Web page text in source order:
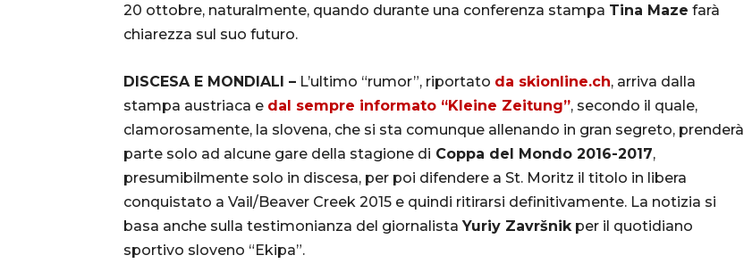
20 ottobre, naturalmente, quando durante una conferenza stampa Tina Maze farà
chiarezza sul suo futuro.
DISCESA E MONDIALI – L’ultimo “rumor”, riportato da skionline.ch, arriva dalla
stampa austriaca e dal sempre informato “Kleine Zeitung”, secondo il quale,
clamorosamente, la slovena, che si sta comunque allenando in gran segreto, prenderà
parte solo ad alcune gare della stagione di Coppa del Mondo 2016-2017,
presumibilmente solo in discesa, per poi difendere a St. Moritz il titolo in libera
conquistato a Vail/Beaver Creek 2015 e quindi ritirarsi definitivamente. La notizia si
basa anche sulla testimonianza del giornalista Yuriy Završnikper il quotidiano
sportivo sloveno “Ekipa”.